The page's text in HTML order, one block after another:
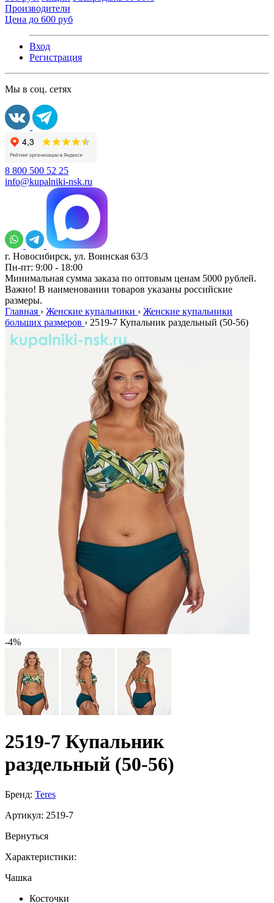
Производители
Цена до 600 руб
Вход
Регистрация
Мы в соц. сетях
8 800 500 52 25
info@kupalniki-nsk.ru
г. Новосибирск, ул. Воинская 63/3
Пн-пт: 9:00 - 18:00
Минимальная сумма заказа по оптовым ценам 5000 рублей.
Важно! В наименовании товаров указаны российские
размеры.
Главная › Женские купальники › Женские купальники
больших размеров › 2519-7 Купальник раздельный (50-56)
-4%
2519-7 Купальник
раздельный (50-56)
Бренд: Teres
Артикул: 2519-7
Вернуться
Характеристики:
Чашка
Косточки